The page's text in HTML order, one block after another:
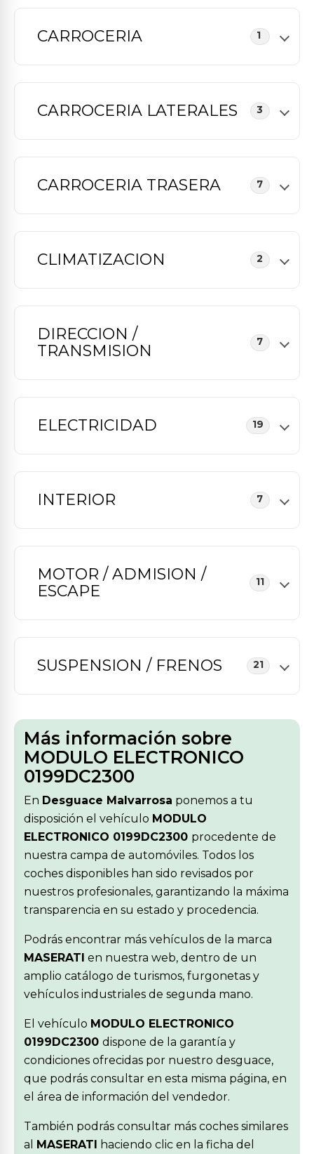
CARROCERIA 1
CARROCERIA LATERALES 3
CARROCERIA TRASERA 7
CLIMATIZACION 2
DIRECCION /
TRANSMISION
7
ELECTRICIDAD 19
INTERIOR 7
MOTOR / ADMISION /
ESCAPE
11
SUSPENSION / FRENOS 21
Más información sobre
MODULO ELECTRONICO
0199DC2300
En Desguace Malvarrosa ponemos a tu
disposición el vehículo MODULO
ELECTRONICO 0199DC2300 procedente de
nuestra campa de automóviles. Todos los
coches disponibles han sido revisados por
nuestros profesionales, garantizando la máxima
transparencia en su estado y procedencia.
Podrás encontrar más vehículos de la marca
MASERATI en nuestra web, dentro de un
amplio catálogo de turismos, furgonetas y
vehículos industriales de segunda mano.
El vehículo MODULO ELECTRONICO
0199DC2300 dispone de la garantía y
condiciones ofrecidas por nuestro desguace,
que podrás consultar en esta misma página, en
el área de información del vendedor.
También podrás consultar más coches similares
al MASERATI haciendo clic en la ficha del